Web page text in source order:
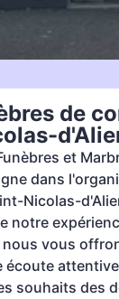
de
et
dans
Nicolas-
notre
vous
écoute
souhaits des